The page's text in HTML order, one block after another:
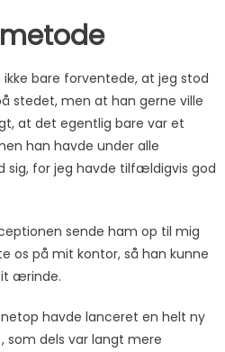
bare forventede, at jeg stod
stedet, men at han gerne ville
at det egentlig bare var et
han havde under alle
for jeg havde tilfældigvis god
sende ham op til mig
os på mit kontor, så han kunne
ærinde.
havde lanceret en helt ny
som dels var langt mere